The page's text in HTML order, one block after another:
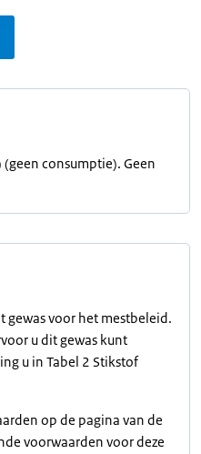
consumptie). Geen
voor het mestbeleid.
u dit gewas kunt
u in Tabel 2 Stikstof
op de pagina van de
voorwaarden voor deze